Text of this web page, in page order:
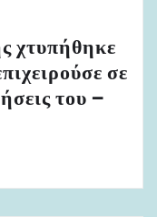
χτυπήθηκε
σε
του –